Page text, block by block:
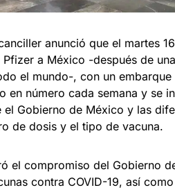
anunció que el martes
a México -después de
el mundo-, con un
en número cada semana y se
Gobierno de México y las
de dosis y el tipo de vacuna.
el compromiso del Gobierno
contra COVID-19, así